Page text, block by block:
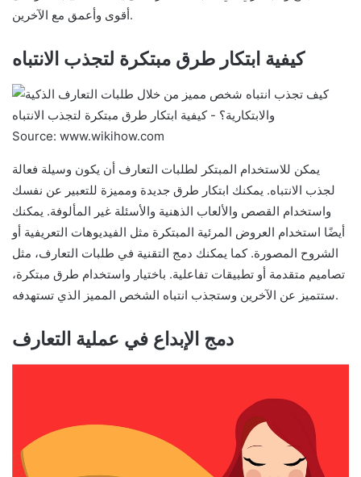
أقوى وأعمق مع الآخرين.
كيفية ابتكار طرق مبتكرة لتجذب الانتباه
Source: www.wikihow.com
يمكن للاستخدام المبتكر لطلبات التعارف أن يكون وسيلة فعالة
لجذب الانتباه. يمكنك ابتكار طرق جديدة ومميزة للتعبير عن نفسك
واستخدام القصص والألعاب الذهنية والأسئلة غير المألوفة. يمكنك
أيضًا استخدام العروض المرئية المبتكرة مثل الفيديوهات التعريفية أو
الشروح المصورة. كما يمكنك دمج التقنية في طلبات التعارف، مثل
تصاميم متقدمة أو تطبيقات تفاعلية. باختيار واستخدام طرق مبتكرة،
ستتميز عن الآخرين وستجذب انتباه الشخص المميز الذي تستهدفه.
دمج الإبداع في عملية التعارف